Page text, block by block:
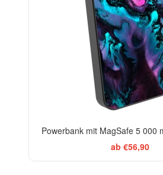
Powerbank mit MagSafe 5 000
ab €56,90